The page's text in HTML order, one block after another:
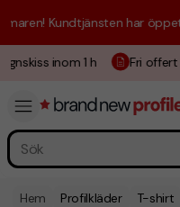
Kundtjänsten har öppet
inom 1 h Fri offert
Hem Profilkläder T-shirt